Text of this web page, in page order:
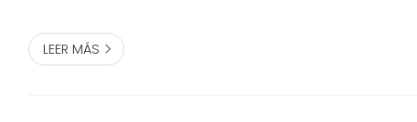
LEER MÁS